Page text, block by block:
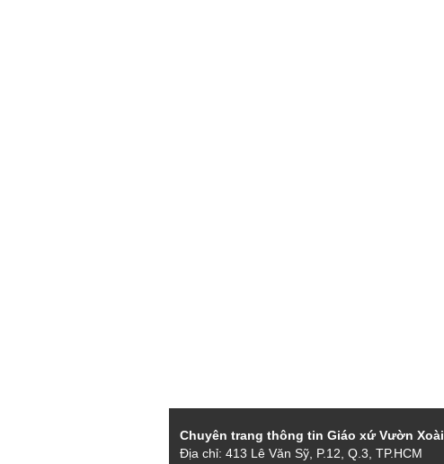
Chuyên trang thông tin Giáo xứ Vườn Xoài
Địa chỉ: 413 Lê Văn Sỹ, P.12, Q.3, TP.HCM